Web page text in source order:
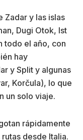
y las islas
Dugi Otok, Ist
todo el año, con
hay
y Split y algunas
Korčula), lo que
un solo viaje.
rápidamente
desde Italia.